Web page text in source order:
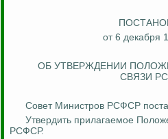
от 6 декабря
ОБ УТВЕРЖДЕНИИ
СВЯЗИ
Совет Министров РСФСР
Утвердить прилагаемое
РСФСР.